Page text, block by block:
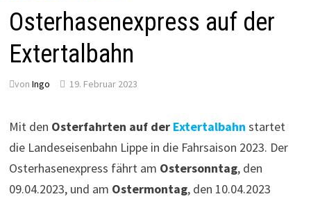
Osterhasenexpress auf der
Extertalbahn
von Ingo 19. Februar 2023
Mit den Osterfahrten auf der Extertalbahn startet
die Landeseisenbahn Lippe in die Fahrsaison 2023. Der
Osterhasenexpress fährt am Ostersonntag, den
09.04.2023, und am Ostermontag, den 10.04.2023